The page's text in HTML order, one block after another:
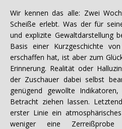
Wir kennen das alle: Zwei
Scheiße erlebt. Was der für
und explizite Gewaltdarstellung
Basis einer Kurzgeschichte
erschaffen hat, ist aber zum
Erinnerung. Realität oder
der Zuschauer dabei selbst
genügend gewollte
Betracht ziehen lassen.
erster Linie ein
weniger eine